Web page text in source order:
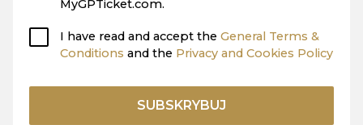
MyGPTicket.com.
I have read and accept the General Terms &
Conditions and the Privacy and Cookies Policy
SUBSKRYBUJ